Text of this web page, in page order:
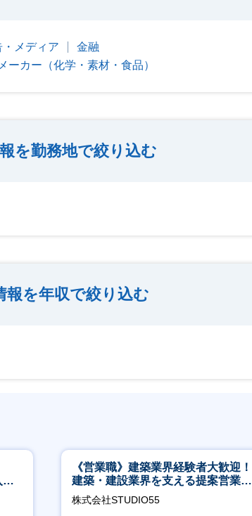
メディア
金融
メーカー（化学・素材・食品）
を勤務地で絞り込む
報を年収で絞り込む
サ
《営業職》建築業界経験者大歓迎！
建築・建設業界を支える提案営業職
│年休125日◎フレックス
株式会社STUDIO55